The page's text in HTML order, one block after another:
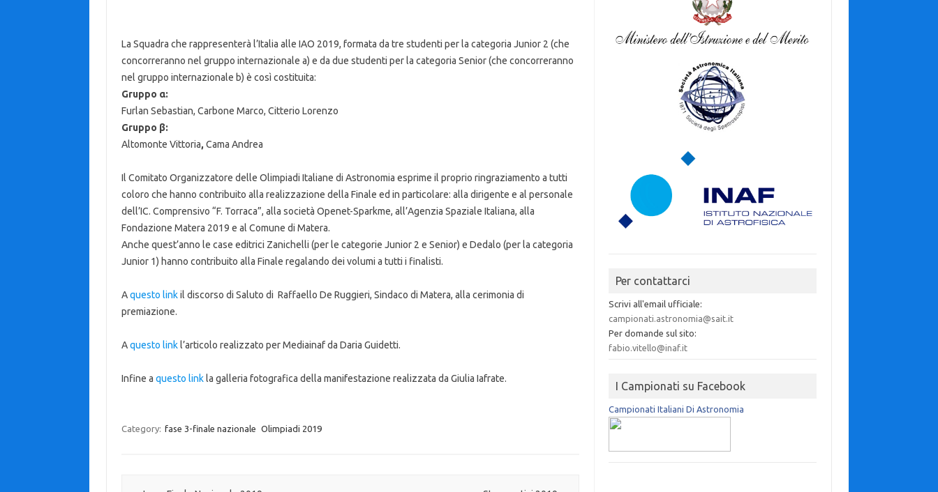
La Squadra che rappresenterà l’Italia alle IAO 2019, formata da tre studenti per la categoria Junior 2 (che
concorreranno nel gruppo internazionale a) e da due studenti per la categoria Senior (che concorreranno
nel gruppo internazionale b) è così costituita:
Gruppo α:
Furlan Sebastian, Carbone Marco, Citterio Lorenzo
Gruppo β:
Altomonte Vittoria, Cama Andrea
Il Comitato Organizzatore delle Olimpiadi Italiane di Astronomia esprime il proprio ringraziamento a tutti
coloro che hanno contribuito alla realizzazione della Finale ed in particolare: alla dirigente e al personale
dell’IC. Comprensivo “F. Torraca”, alla società Openet-Sparkme, all’Agenzia Spaziale Italiana, alla
Fondazione Matera 2019 e al Comune di Matera.
Anche quest’anno le case editrici Zanichelli (per le categorie Junior 2 e Senior) e Dedalo (per la categoria
Junior 1) hanno contribuito alla Finale regalando dei volumi a tutti i finalisti.
Aquesto linkil discorso di Saluto di Raffaello De Ruggieri, Sindaco di Matera, alla cerimonia di
premiazione.
Aquesto linkl’articolo realizzato per Mediainaf da Daria Guidetti.
Infine a questo linkla galleria fotografica della manifestazione realizzata da Giulia Iafrate.
Category: fase 3-finale nazionale Olimpiadi 2019
Per contattarci
Scrivi all'email ufficiale:
campionati.astronomia@sait.it
Per domande sul sito:
fabio.vitello@inaf.it
I Campionati su Facebook
Campionati Italiani Di Astronomia